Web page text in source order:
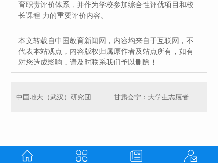
育职责评价体系，并作为学校参加综合性评优项目和校
长课程 力的重要评价内容。
本文转载自中国教育新闻网，内容均来自于互联网，不
代表本站观点，内容版权归属原作者及站点所有，如有
对您造成影响，请及时联系我们予以删除！